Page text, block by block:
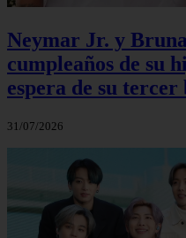
Neymar Jr. y
cumpleaños de su
espera de su tercer
31/07/2026